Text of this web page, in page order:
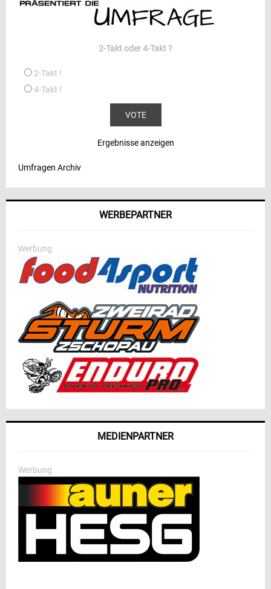
2-Takt oder 4-Takt ?
2-Takt !
4-Takt !
Ergebnisse anzeigen
Umfragen Archiv
WERBEPARTNER
Werbung
MEDIENPARTNER
Werbung